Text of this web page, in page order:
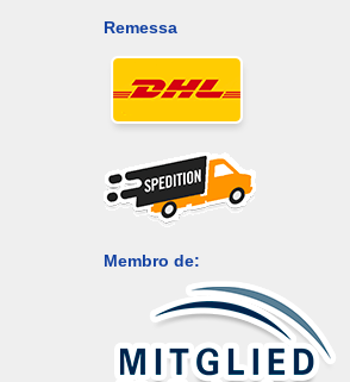
Remessa
Membro de: